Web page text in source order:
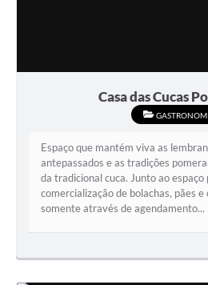
Casa das Cucas
Espaço que mantém viva as
antepassados e as tradições
da tradicional cuca. Junto ao
comercialização de bolachas, pães e
somente através de agendamento...